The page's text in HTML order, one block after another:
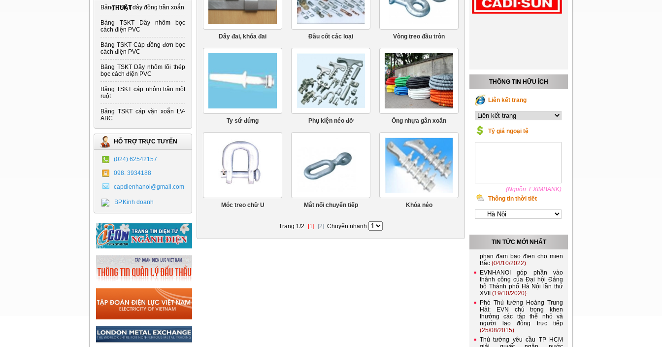
THUẬT
Bảng TSKT dây đồng trần xoắn
Bảng TSKT Dây nhôm bọc
cách điện PVC
Bảng TSKT Cáp đồng đơn bọc
cách điện PVC
Bảng TSKT Dây nhôm lõi thép
bọc cách điện PVC
Bảng TSKT cáp nhôm trần một
ruột
Bảng TSKT cáp vặn xoắn LV-
ABC
HỖ TRỢ TRỰC TUYẾN
(024) 62542157
098. 3934188
capdienhanoi@gmail.com
BP.Kinh doanh
Dây đai, khóa đai Đầu cốt các loại Vòng treo đầu tròn
Ty sứ đứng Phụ kiện néo đỡ Ống nhựa gân xoắn
Móc treo chữ U Mắt nối chuyển tiếp Khóa néo
Trang 1/2 [1] [2] Chuyển nhanh
THÔNG TIN HỮU ÍCH
Liên kết trang
Tỷ giá ngoại tệ
(Nguồn: EXIMBANK)
Thông tin thời tiết
TIN TỨC MỚI NHẤT
Việt Nam và Lào nên kết nối
Đóng điện đường dây 220kV
Lào Cai - Bảo Thắng, góp
phần đảm bảo điện cho miền
Bắc(04/10/2022)
EVNHANOI góp phần vào
thành công của Đại hội Đảng
bộ Thành phố Hà Nội lần thứ
XVII (19/10/2020)
Phó Thủ tướng Hoàng Trung
Hải: EVN chú trọng khen
thưởng các tập thể nhỏ và
người lao động trực tiếp
(25/08/2015)
Thủ tướng yêu cầu TP HCM
giải quyết ngập nước